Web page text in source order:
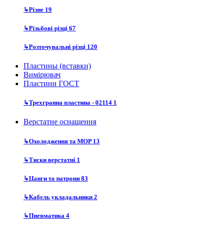
↳Різне 19
↳Різьбові різці 67
↳Розточувальні різці 120
Пластины (вставки)
Вимірювач
Пластини ГОСТ
↳Трехгранна пластина - 02114 1
Верстатне оснащення
↳Охолодження та MOP 13
↳Тиски верстатні 1
↳Цанги та патрони 83
↳Кабель укладальники 2
↳Пневматика 4